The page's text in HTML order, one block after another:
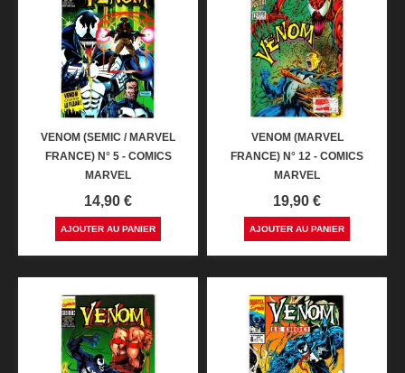
VENOM (SEMIC / MARVEL
FRANCE) N° 5 - COMICS
MARVEL
Prix
14,90 €
AJOUTER AU PANIER
VENOM (MARVEL
FRANCE) N° 12 - COMICS
MARVEL
Prix
19,90 €
AJOUTER AU PANIER